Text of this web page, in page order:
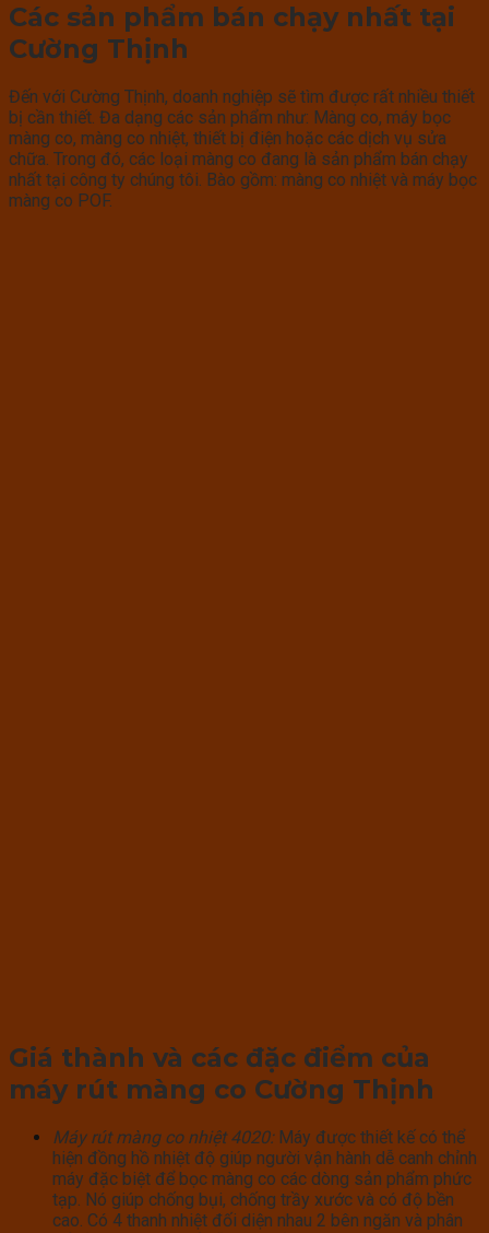
Các sản phẩm bán chạy nhất tại
Cường Thịnh
Đến với Cường Thịnh, doanh nghiệp sẽ tìm được rất nhiều thiết
bị cần thiết. Đa dạng các sản phẩm như: Màng co, máy bọc
màng co, màng co nhiệt, thiết bị điện hoặc các dịch vụ sửa
chữa. Trong đó, các loại màng co đang là sản phẩm bán chạy
nhất tại công ty chúng tôi. Bào gồm: màng co nhiệt và máy bọc
màng co POF.
Giá thành và các đặc điểm của
máy rút màng co Cường Thịnh
Máy rút màng co nhiệt 4020:Máy được thiết kế có thể
hiện đồng hồ nhiệt độ giúp người vận hành dễ canh chỉnh
máy đặc biệt để bọc màng co các dòng sản phẩm phức
tạp. Nó giúp chống bụi, chống trầy xước và có độ bền
cao. Có 4 thanh nhiệt đối diện nhau 2 bên ngăn và phân